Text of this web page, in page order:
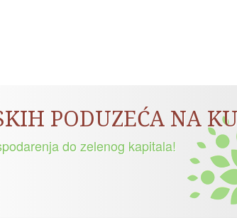
PODUZEĆA NA
do zelenog kapitala!